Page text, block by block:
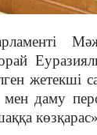
жетекші
даму